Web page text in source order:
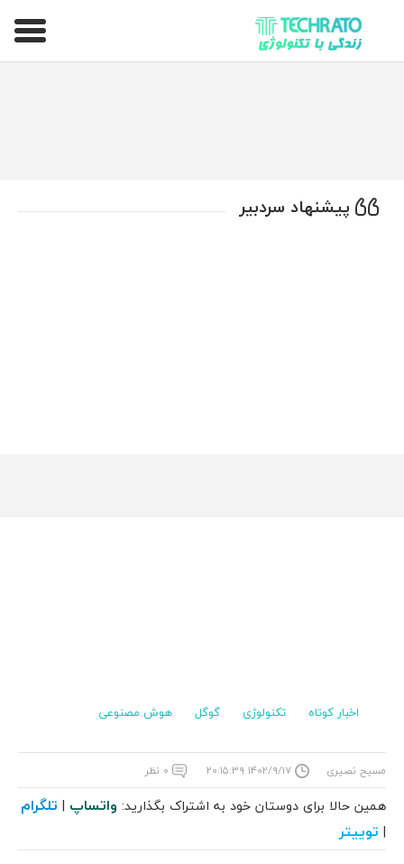
تکراتو – زندگی با تکنولوژی
پیشنهاد سردبیر
اخبار کوتاه تکنولوژی گوگل هوش مصنوعی
مسیح نصیری ۱۴۰۲/۹/۱۷ ۲۰:۱۵:۳۹ ۰ نظر
همین حالا برای دوستان خود به اشتراک بگذارید: واتساپ | تلگرام
| توییتر